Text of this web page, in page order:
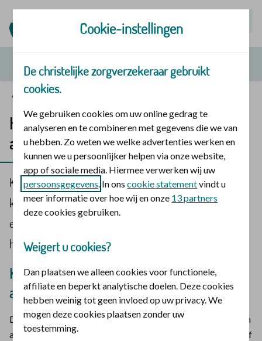
Vergoedingen en zorg
Hoortoestel bij een niet-gecontracteerde
audicien
Kiest u voor een niet-gecontracteerde audicien? Dan
koopt u het hoortoestel. Wij betalen alleen als u naar
een audicien gaat die een
heeft vooraf toestemming van ons nodig.
Kiest u voor een niet-gecontracteerde
audicien?
Dan koopt u het hoortoestel. Wij betalen alleen als u naar een
audicien gaat die een
heeft. En u heeft vooraf
Cookie-instellingen
De christelijke zorgverzekeraar gebruikt
cookies.
We gebruiken cookies om uw online gedrag te
analyseren en te combineren met gegevens die we van
u hebben. Zo weten we welke advertenties werken en
kunnen we u persoonlijker helpen via onze website,
app of sociale media. Hiermee verwerken wij uw
persoonsgegevens. In onscookie statementvindt u
meer informatie over hoe wij en onze 13 partners
deze cookies gebruiken.
Weigert u cookies?
Dan plaatsen we alleen cookies voor functionele,
affiliate en beperkt analytische doelen. Deze cookies
hebben weinig tot geen invloed op uw privacy. We
mogen deze cookies plaatsen zonder uw
toestemming.